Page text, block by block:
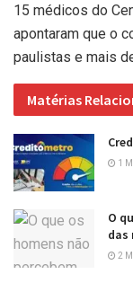
15 médicos do
apontaram que o
paulistas e mais
Matérias
1
O
das
2